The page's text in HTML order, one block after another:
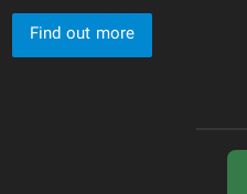
Find out more